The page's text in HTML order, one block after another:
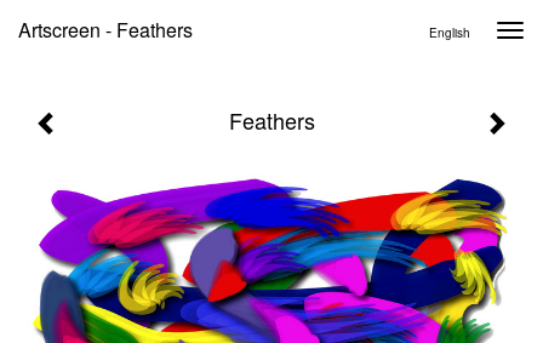
Artscreen - Feathers English
Feathers